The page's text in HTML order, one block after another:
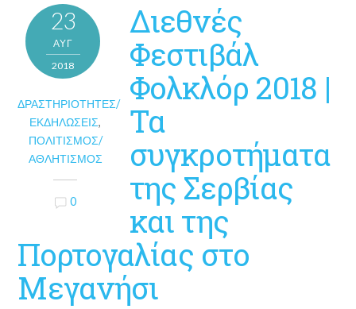
23
ΑΥΓ
2018
ΔΡΑΣΤΗΡΙΌΤΗΤΕΣ/
ΕΚΔΗΛΏΣΕΙΣ,
ΠΟΛΙΤΙΣΜΌΣ/
ΑΘΛΗΤΙΣΜΌΣ
0
Διεθνές
Φεστιβάλ
Φολκλόρ 2018 |
Τα
συγκροτήματα
της Σερβίας
και της
Πορτογαλίας στο
Μεγανήσι